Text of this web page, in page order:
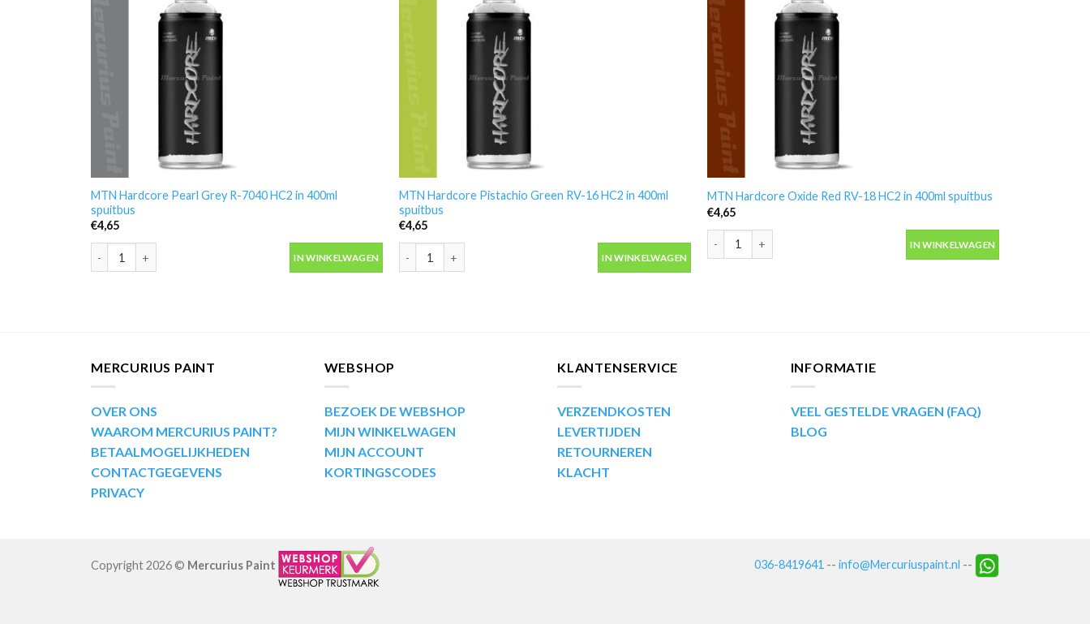
MTN Hardcore Pearl Grey R-7040 HC2 in 400ml
spuitbus
€4,65
MTN Hardcore Pearl Grey R-7040 HC2 in 400ml spuitbus aantal
IN WINKELWAGEN
MTN Hardcore Pistachio Green RV-16 HC2 in 400ml
spuitbus
€4,65
MTN Hardcore Pistachio Green RV-16 HC2 in 400ml spuitbus aantal
IN WINKELWAGEN
MTN Hardcore Oxide Red RV-18 HC2 in 400ml spuitbus
€4,65
MTN Hardcore Oxide Red RV-18 HC2 in 400ml spuitbus aantal
IN WINKELWAGEN
MERCURIUS PAINT
OVER ONS
WAAROM MERCURIUS PAINT?
BETAALMOGELIJKHEDEN
CONTACTGEGEVENS
PRIVACY
WEBSHOP
BEZOEK DE WEBSHOP
MIJN WINKELWAGEN
MIJN ACCOUNT
KORTINGSCODES
KLANTENSERVICE
VERZENDKOSTEN
LEVERTIJDEN
RETOURNEREN
KLACHT
INFORMATIE
VEEL GESTELDE VRAGEN (FAQ)
BLOG
036-8419641 -- info@Mercuriuspaint.nl --
Copyright 2026 © Mercurius Paint